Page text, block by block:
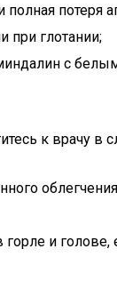
потеря
при глотании;
с
к врачу в
и голове,